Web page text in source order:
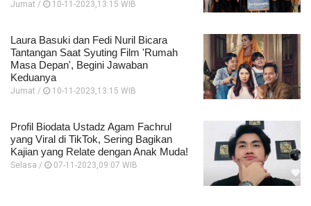
Jumat / 10-11-2023,13:15 WIB
Laura Basuki dan Fedi Nuril Bicara
Tantangan Saat Syuting Film 'Rumah
Masa Depan', Begini Jawaban
Keduanya
Jumat / 10-11-2023,13:15 WIB
Profil Biodata Ustadz Agam Fachrul
yang Viral di TikTok, Sering Bagikan
Kajian yang Relate dengan Anak Muda!
Selasa / 07-11-2023,09:07 WIB